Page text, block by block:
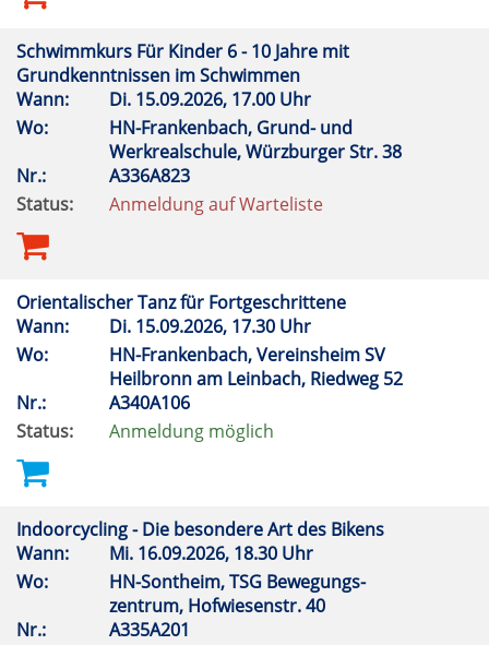
Schwimmkurs Für Kinder 6 - 10 Jahre mit
Grundkenntnissen im Schwimmen
Wann:
Di. 15.09.2026, 17.00 Uhr
Wo:
HN-Frankenbach, Grund- und
Werkrealschule, Würzburger Str. 38
Nr.:
A336A823
Status:
Anmeldung auf Warteliste
Orientalischer Tanz für Fortgeschrittene
Wann:
Di. 15.09.2026, 17.30 Uhr
Wo:
HN-Frankenbach, Vereinsheim SV
Heilbronn am Leinbach, Riedweg 52
Nr.:
A340A106
Status:
Anmeldung möglich
Indoorcycling - Die besondere Art des Bikens
Wann:
Mi. 16.09.2026, 18.30 Uhr
Wo:
HN-Sontheim, TSG Bewegungs-
zentrum, Hofwiesenstr. 40
Nr.:
A335A201